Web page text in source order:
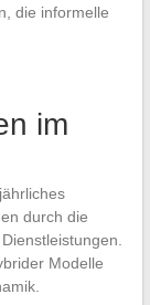
die informelle
im
durch die
Modelle